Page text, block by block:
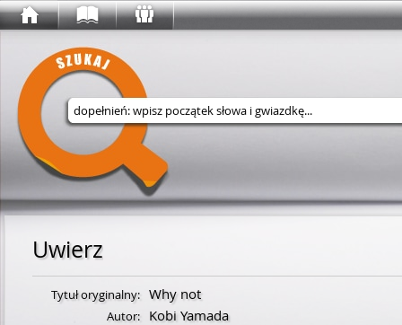
Wyszukaj w serwisie
Uwierz
Tytuł oryginalny: Why not
Autor: Kobi Yamada